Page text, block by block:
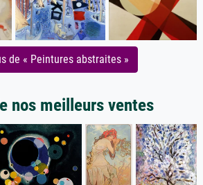
de « Peintures abstraites »
nos meilleurs ventes